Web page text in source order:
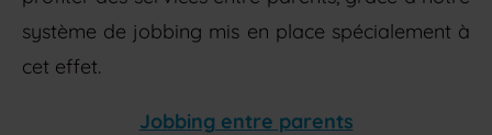
système de jobbing mis en place spécialement à
cet effet.
Jobbing entre parents